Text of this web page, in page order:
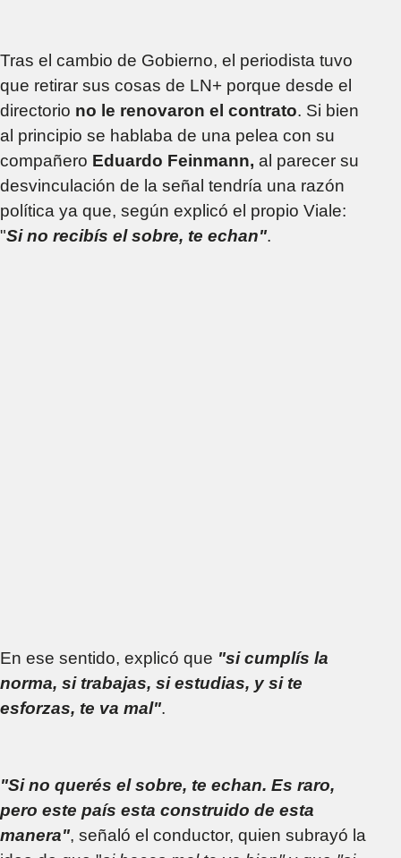
Tras el cambio de Gobierno, el periodista tuvo
que retirar sus cosas de LN+ porque desde el
directorio no le renovaron el contrato. Si bien
al principio se hablaba de una pelea con su
compañero Eduardo Feinmann, al parecer su
desvinculación de la señal tendría una razón
política ya que, según explicó el propio Viale:
"Si no recibís el sobre, te echan".
En ese sentido, explicó que "si cumplís la
norma, si trabajas, si estudias, y si te
esforzas, te va mal".
"Si no querés el sobre, te echan. Es raro,
pero este país esta construido de esta
manera", señaló el conductor, quien subrayó la